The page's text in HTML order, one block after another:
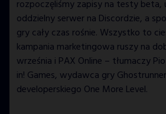
rozpoczęliśmy zapisy na testy beta,
oddzielny serwer na Discordzie, a
gry cały czas rośnie. Wszystko to
kampania marketingowa ruszy na
września i PAX Online – tłumaczy
in! Games, wydawca gry
developerskiego One More Level.